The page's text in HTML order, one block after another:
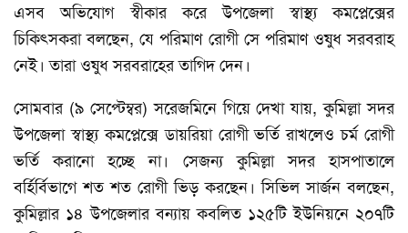
এসব অভিযোগ স্বীকার করে উপজেলা স্বাস্থ্য কমপ্লেক্সের
চিকিৎসকরা বলছেন, যে পরিমাণ রোগী সে পরিমাণ ওষুধ সরবরাহ
নেই। তারা ওষুধ সরবরাহের তাগিদ দেন।
সোমবার (৯ সেপ্টেম্বর) সরেজমিনে গিয়ে দেখা যায়, কুমিল্লা সদর
উপজেলা স্বাস্থ্য কমপ্লেক্সে ডায়রিয়া রোগী ভর্তি রাখলেও চর্ম রোগী
ভর্তি করানো হচ্ছে না। সেজন্য কুমিল্লা সদর হাসপাতালে
বর্হির্বিভাগে শত শত রোগী ভিড় করছেন। সিভিল সার্জন বলছেন,
কুমিল্লার ১৪ উপজেলার বন্যায় কবলিত ১২৫টি ইউনিয়নে ২০৭টি